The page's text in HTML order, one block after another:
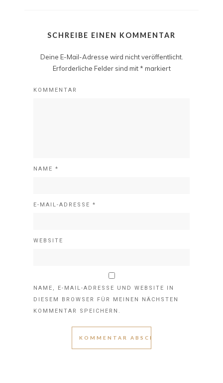
SCHREIBE EINEN KOMMENTAR
Deine E-Mail-Adresse wird nicht veröffentlicht.
Erforderliche Felder sind mit * markiert
KOMMENTAR
NAME *
E-MAIL-ADRESSE *
WEBSITE
NAME, E-MAIL-ADRESSE UND WEBSITE IN
DIESEM BROWSER FÜR MEINEN NÄCHSTEN
KOMMENTAR SPEICHERN.